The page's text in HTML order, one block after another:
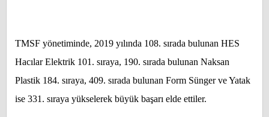
TMSF yönetiminde, 2019 yılında 108. sırada bulunan HES
Hacılar Elektrik 101. sıraya, 190. sırada bulunan Naksan
Plastik 184. sıraya, 409. sırada bulunan Form Sünger ve Yatak
ise 331. sıraya yükselerek büyük başarı elde ettiler.